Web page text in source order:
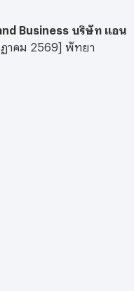
Business บริษัท แอน
ฏาคม 2569] พัทยา